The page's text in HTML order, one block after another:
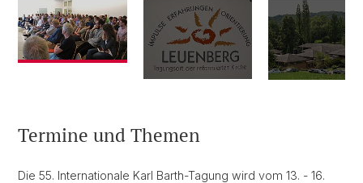
Termine und Themen
Die 55. Internationale Karl Barth-Tagung wird vom 13. - 16.